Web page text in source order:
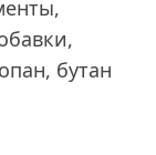
бутан